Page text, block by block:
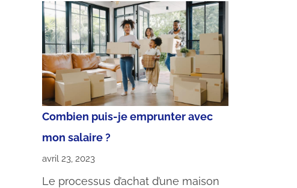
Combien puis-je emprunter avec
mon salaire ?
avril 23, 2023
Le processus d’achat d’une maison